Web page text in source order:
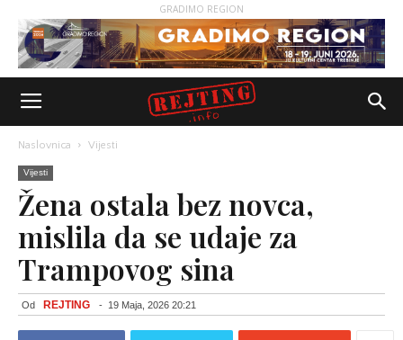
GRADIMO REGION
Naslovnica Vijesti
Vijesti
Žena ostala bez novca,
mislila da se udaje za
Trampovog sina
Od REJTING - 19 Maja, 2026 20:21